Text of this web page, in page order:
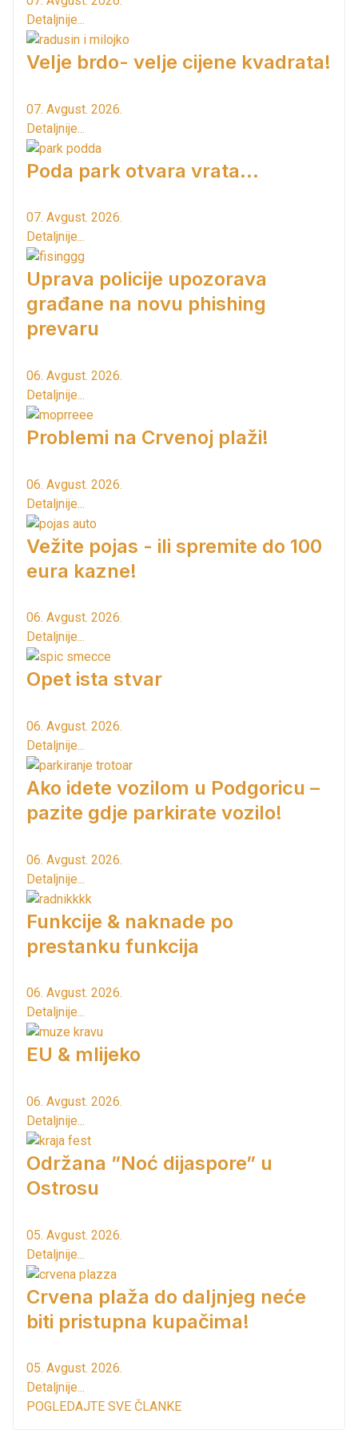
Detaljnije...
Velje brdo- velje cijene kvadrata!
07. Avgust. 2026.
Detaljnije...
Poda park otvara vrata...
07. Avgust. 2026.
Detaljnije...
Uprava policije upozorava
građane na novu phishing
prevaru
06. Avgust. 2026.
Detaljnije...
Problemi na Crvenoj plaži!
06. Avgust. 2026.
Detaljnije...
Vežite pojas - ili spremite do 100
eura kazne!
06. Avgust. 2026.
Detaljnije...
Opet ista stvar
06. Avgust. 2026.
Detaljnije...
Ako idete vozilom u Podgoricu –
pazite gdje parkirate vozilo!
06. Avgust. 2026.
Detaljnije...
Funkcije & naknade po
prestanku funkcija
06. Avgust. 2026.
Detaljnije...
EU & mlijeko
06. Avgust. 2026.
Detaljnije...
Održana ”Noć dijaspore” u
Ostrosu
05. Avgust. 2026.
Detaljnije...
Crvena plaža do daljnjeg neće
biti pristupna kupačima!
05. Avgust. 2026.
Detaljnije...
POGLEDAJTE SVE ČLANKE